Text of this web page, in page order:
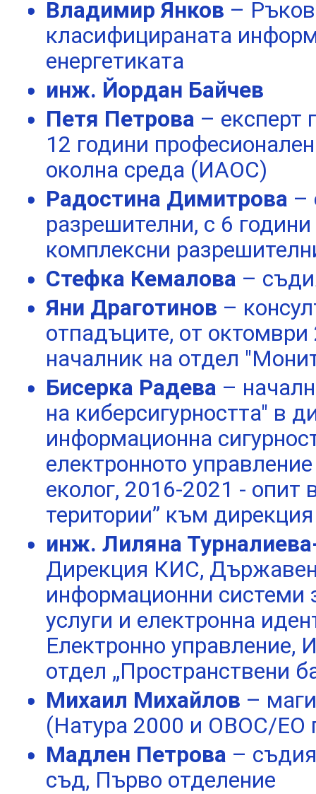
Владимир Янков –
класифицираната
енергетиката
инж. Йордан Байчев
Петя Петрова – експерт
12 години
околна среда (ИАОС)
Радостина Димитрова –
разрешителни, с 6
комплексни
Стефка Кемалова –
Яни Драготинов –
отпадъците, от
началник на отдел
Бисерка Радева –
на киберсигурността" в
информационна
електронното
еколог, 2016-2021 - опит
територии” към
инж. Лиляна
Дирекция КИС,
информационни системи
услуги и електронна
Електронно
отдел „Пространствени
Михаил Михайлов –
(Натура 2000 и ОВОС/ЕО
Мадлен Петрова –
съд, Първо отделение